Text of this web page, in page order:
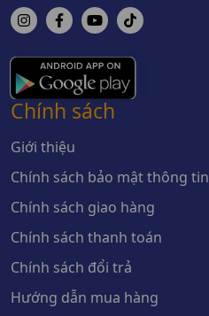
Chính sách
Giới thiệu
Chính sách bảo mật thông tin
Chính sách giao hàng
Chính sách thanh toán
Chính sách đổi trả
Hướng dẫn mua hàng